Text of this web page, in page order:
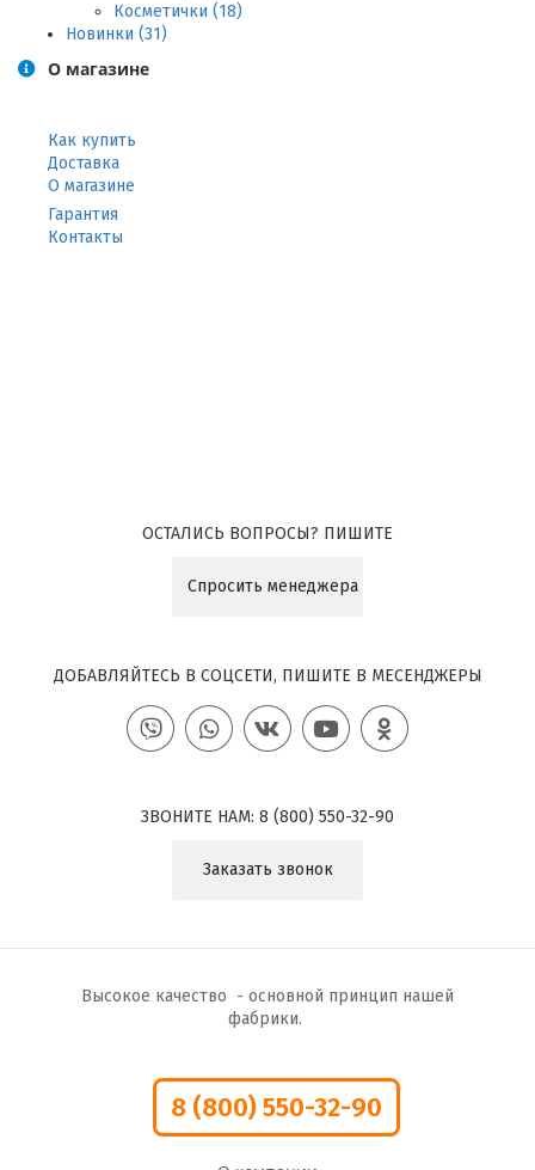
Косметички (18)
Новинки (31)
О магазине
Как купить
Доставка
О магазине
Гарантия
Контакты
ОСТАЛИСЬ ВОПРОСЫ? ПИШИТЕ
Спросить менеджера
ДОБАВЛЯЙТЕСЬ В СОЦСЕТИ, ПИШИТЕ В МЕСЕНДЖЕРЫ
ЗВОНИТЕ НАМ: 8 (800) 550-32-90
Заказать звонок
Высокое качество - основной принцип нашей
фабрики.
8 (800) 550-32-90